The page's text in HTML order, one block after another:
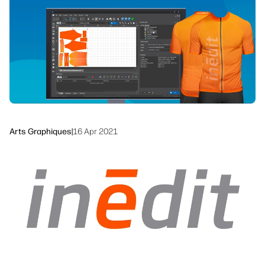
Solutions de flux de travail
Arts Graphiques|16 Apr 2021